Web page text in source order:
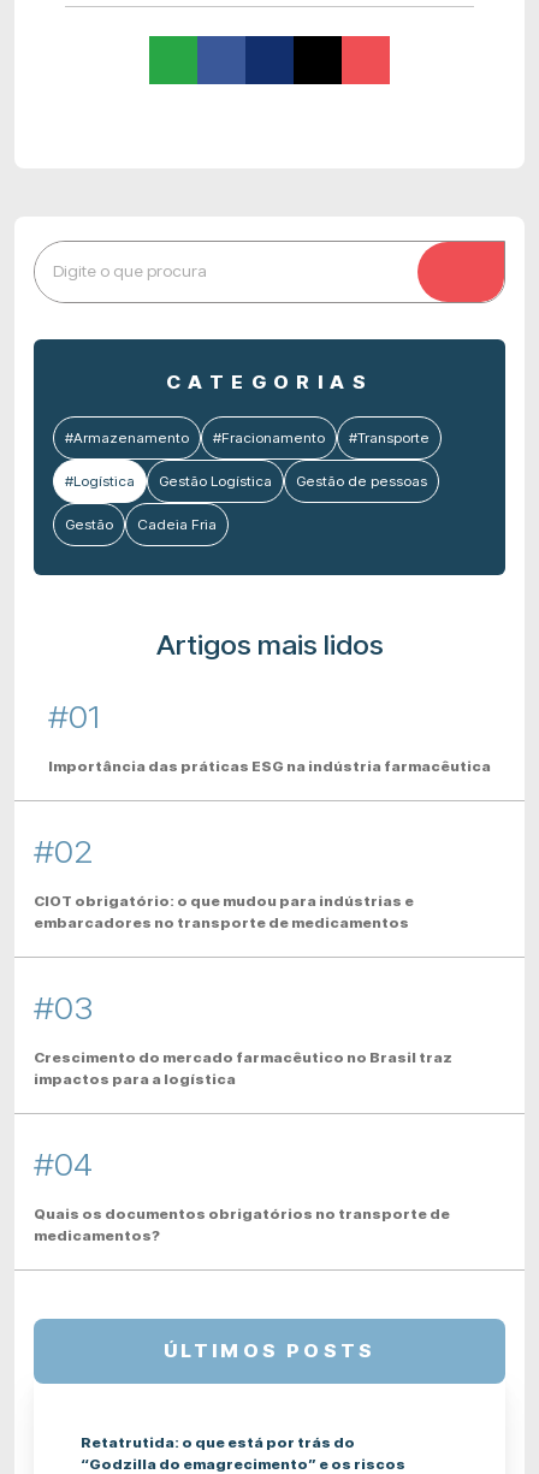
CATEGORIAS
#Armazenamento #Fracionamento #Transporte
#Logística Gestão Logística Gestão de pessoas
Gestão Cadeia Fria
Artigos mais lidos
#01
Importância das práticas ESG na indústria farmacêutica
#02
CIOT obrigatório: o que mudou para indústrias e
embarcadores no transporte de medicamentos
#03
Crescimento do mercado farmacêutico no Brasil traz
impactos para a logística
#04
Quais os documentos obrigatórios no transporte de
medicamentos?
ÚLTIMOS POSTS
Retatrutida: o que está por trás do
“Godzilla do emagrecimento” e os riscos